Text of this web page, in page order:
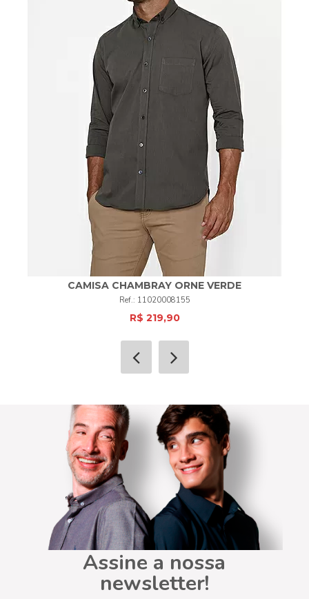
CAMISA CHAMBRAY ORNE VERDE
11020008155
R$ 219,90
Assine a nossa
newsletter!